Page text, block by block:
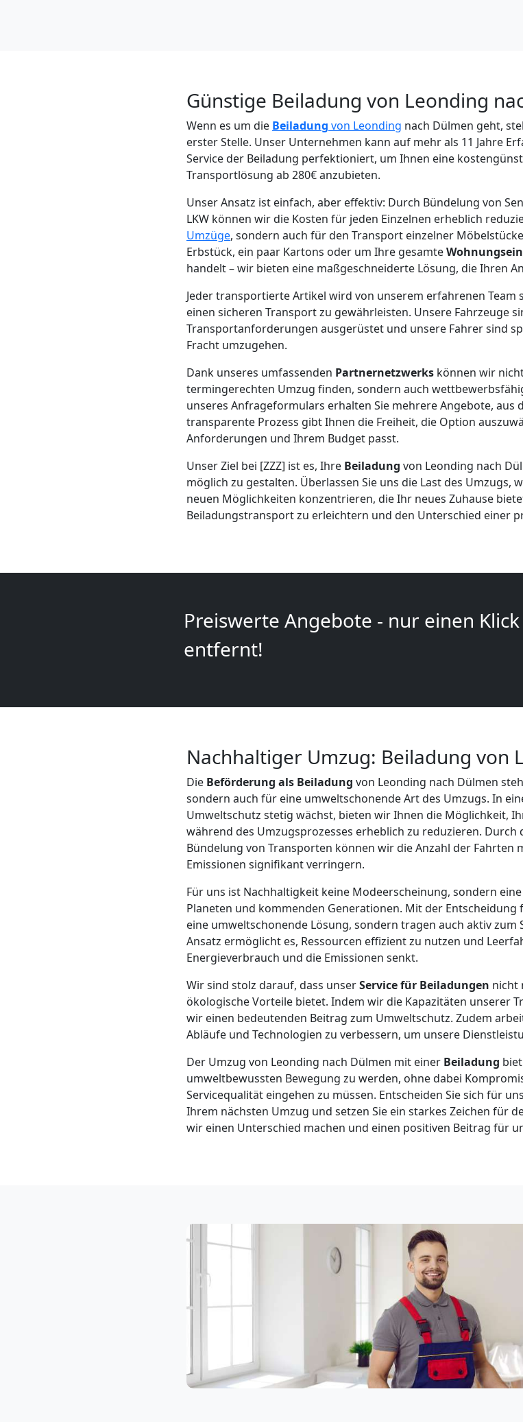
Günstige Beiladung von Leonding
Wenn es um die Beiladung von Leonding nach Dülmen geht,
erster Stelle. Unser Unternehmen kann auf mehr als 11 Jahre
Service der Beiladung perfektioniert, um Ihnen eine
Transportlösung ab 280€ anzubieten.
Unser Ansatz ist einfach, aber effektiv: Durch Bündelung von
LKW können wir die Kosten für jeden Einzelnen erheblich
Umzüge, sondern auch für den Transport einzelner
Erbstück, ein paar Kartons oder um Ihre gesamte
handelt – wir bieten eine maßgeschneiderte Lösung, die Ihren
Jeder transportierte Artikel wird von unserem erfahrenen
einen sicheren Transport zu gewährleisten. Unsere Fahrzeuge
Transportanforderungen ausgerüstet und unsere Fahrer sind
Fracht umzugehen.
Dank unseres umfassenden Partnernetzwerks können wir
termingerechten Umzug finden, sondern auch
unseres Anfrageformulars erhalten Sie mehrere Angebote, aus
transparente Prozess gibt Ihnen die Freiheit, die Option
Anforderungen und Ihrem Budget passt.
Unser Ziel bei [ZZZ] ist es, Ihre Beiladung von Leonding nach
möglich zu gestalten. Überlassen Sie uns die Last des Umzugs,
neuen Möglichkeiten konzentrieren, die Ihr neues Zuhause
Beiladungstransport zu erleichtern und den Unterschied einer
Preiswerte Angebote - nur einen Klick
entfernt!
Nachhaltiger Umzug: Beiladung von
Die Beförderung als Beiladung von Leonding nach Dülmen
sondern auch für eine umweltschonende Art des Umzugs. In
Umweltschutz stetig wächst, bieten wir Ihnen die Möglichkeit,
während des Umzugsprozesses erheblich zu reduzieren.
Bündelung von Transporten können wir die Anzahl der Fahrten
Emissionen signifikant verringern.
Für uns ist Nachhaltigkeit keine Modeerscheinung, sondern
Planeten und kommenden Generationen. Mit der
eine umweltschonende Lösung, sondern tragen auch aktiv zum
Ansatz ermöglicht es, Ressourcen effizient zu nutzen und
Energieverbrauch und die Emissionen senkt.
Wir sind stolz darauf, dass unserService für Beiladungen nicht
ökologische Vorteile bietet. Indem wir die Kapazitäten unserer
wir einen bedeutenden Beitrag zum Umweltschutz. Zudem
Abläufe und Technologien zu verbessern, um unsere
Der Umzug von Leonding nach Dülmen mit einer Beiladung
umweltbewussten Bewegung zu werden, ohne dabei
Servicequalität eingehen zu müssen. Entscheiden Sie sich für
Ihrem nächsten Umzug und setzen Sie ein starkes Zeichen für
wir einen Unterschied machen und einen positiven Beitrag für
Klaviertransport